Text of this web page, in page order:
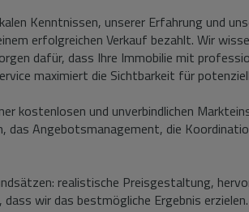
Kenntnissen, unserer Erfahrung und
erfolgreichen Verkauf bezahlt. Wir
dafür, dass Ihre Immobilie mit
maximiert die Sichtbarkeit für
kostenlosen und unverbindlichen
Angebotsmanagement, die
realistische Preisgestaltung,
wir das bestmögliche Ergebnis erzielen.